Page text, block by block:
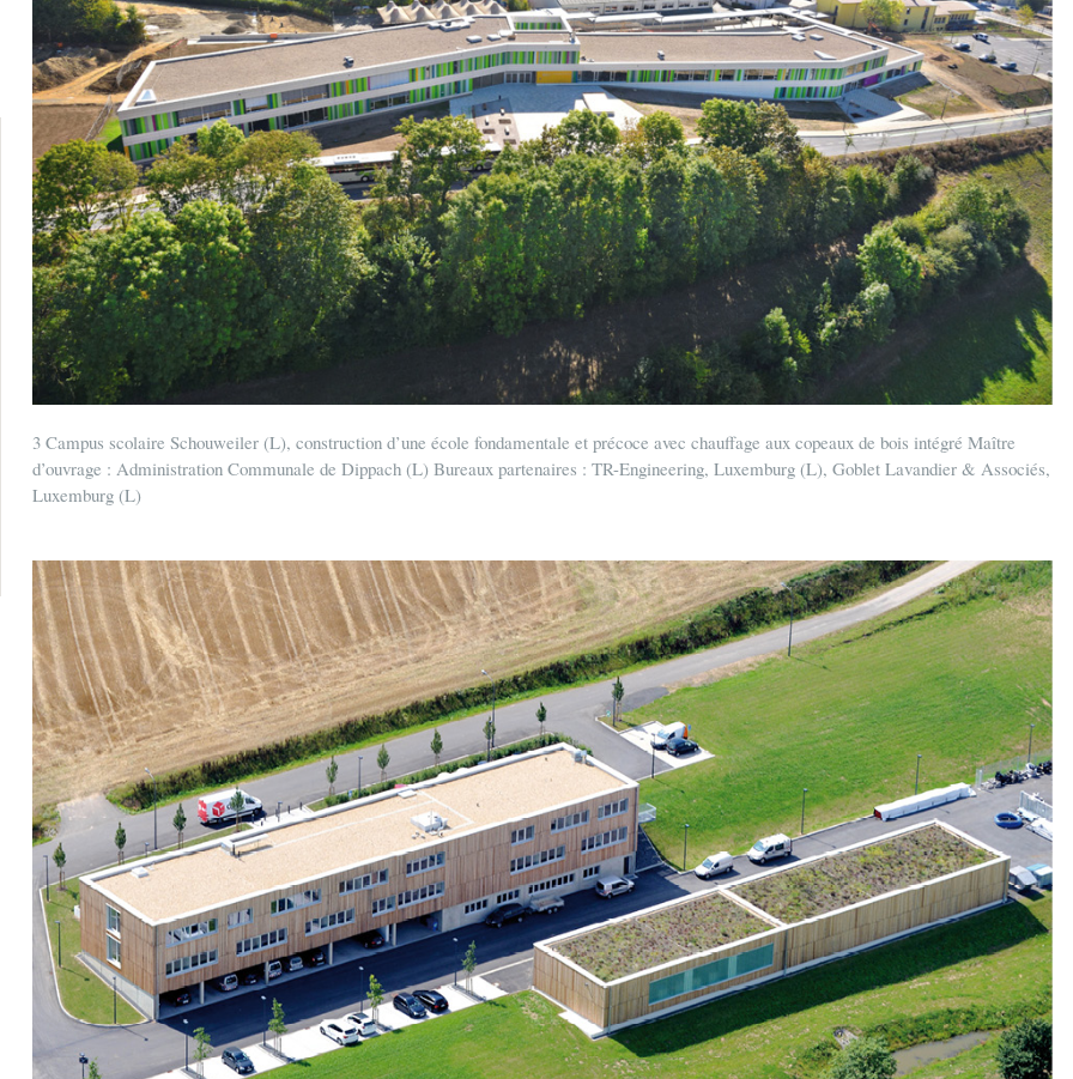
3 Campus scolaire Schouweiler (L), construction d’une école fondamentale et précoce avec chauffage aux copeaux de bois intégré Maître
d’ouvrage : Administration Communale de Dippach (L) Bureaux partenaires : TR-Engineering, Luxemburg (L), Goblet Lavandier & Associés,
Luxemburg (L)